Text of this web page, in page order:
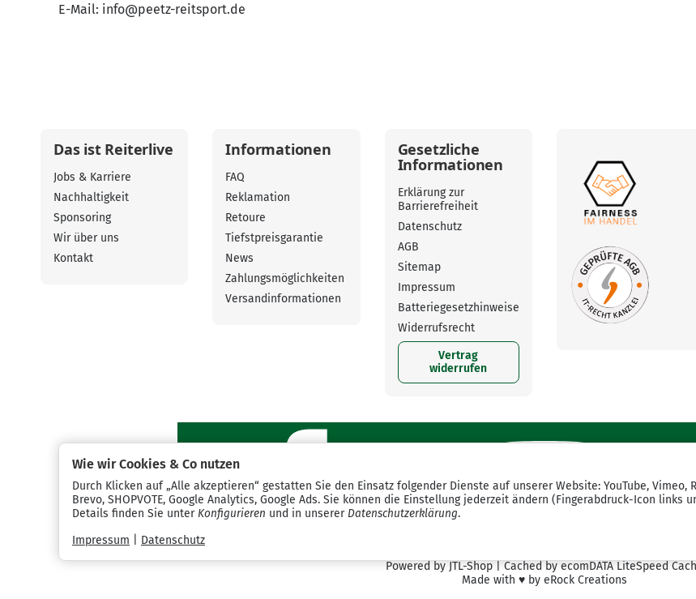
E-Mail: info@peetz-reitsport.de
Das ist Reiterlive
Jobs & Karriere
Nachhaltigkeit
Sponsoring
Wir über uns
Kontakt
Informationen
FAQ
Reklamation
Retoure
Tiefstpreisgarantie
News
Zahlungsmöglichkeiten
Versandinformationen
Gesetzliche
Informationen
Erklärung zur
Barrierefreiheit
Datenschutz
AGB
Sitemap
Impressum
Batteriegesetzhinweise
Widerrufsrecht
Vertrag
widerrufen
Powered by JTL-Shop | Cached by ecomDATA LiteSpeed
Made with ♥ by eRock Creations
Wie wir Cookies & Co nutzen
Durch Klicken auf „Alle akzeptieren“ gestatten Sie den Einsatz folgender Dienste auf unserer Website: YouTube, Vimeo,
Brevo, SHOPVOTE, Google Analytics, Google Ads. Sie können die Einstellung jederzeit ändern (Fingerabdruck-Icon links
Details finden Sie unter Konfigurieren und in unserer Datenschutzerklärung.
Impressum
Datenschutz